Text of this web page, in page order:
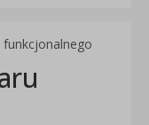
funkcjonalnego